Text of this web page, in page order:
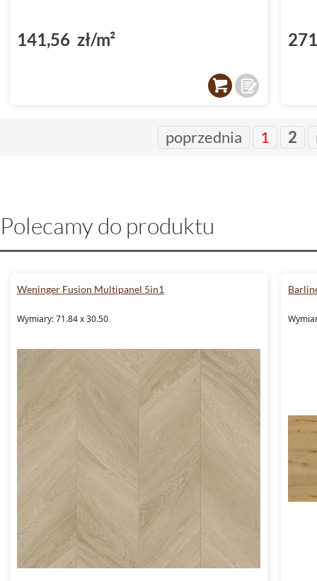
141,56 zł/m²
poprzednia 1 2
Polecamy do produktu
Weninger Fusion Multipanel 5in1
Wymiary: 71.84 x 30.50